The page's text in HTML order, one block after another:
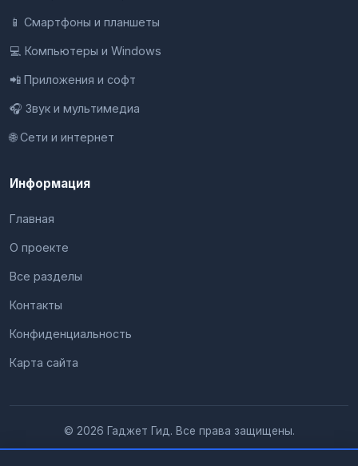
📱 Смартфоны и планшеты
💻 Компьютеры и Windows
📲 Приложения и софт
🎧 Звук и мультимедиа
🌐 Сети и интернет
Информация
Главная
О проекте
Все разделы
Контакты
Конфиденциальность
Карта сайта
© 2026 Гаджет Гид. Все права защищены.